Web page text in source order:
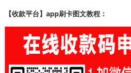
【收款平台】app刷卡图文教程：